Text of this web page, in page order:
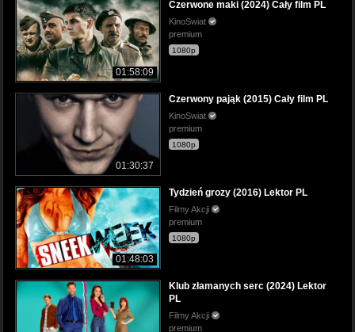
01:58:09
Czerwone maki (2024) Cały film PL
KinoSwiat
premium
1080p
01:30:37
Czerwony pająk (2015) Cały film PL
KinoSwiat
premium
1080p
01:48:03
Tydzień grozy (2016) Lektor PL
Filmy Akcji
premium
1080p
Klub złamanych serc (2024) Lektor
PL
Filmy Akcji
premium